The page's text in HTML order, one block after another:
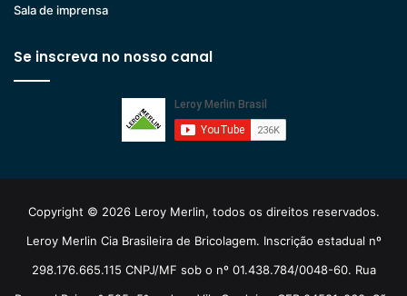
Sala de imprensa
Se inscreva no nosso canal
Copyright © 2026 Leroy Merlin, todos os direitos reservados.
Leroy Merlin Cia Brasileira de Bricolagem. Inscrição estadual nº
298.176.665.115 CNPJ/MF sob o nº 01.438.784/0048-60. Rua